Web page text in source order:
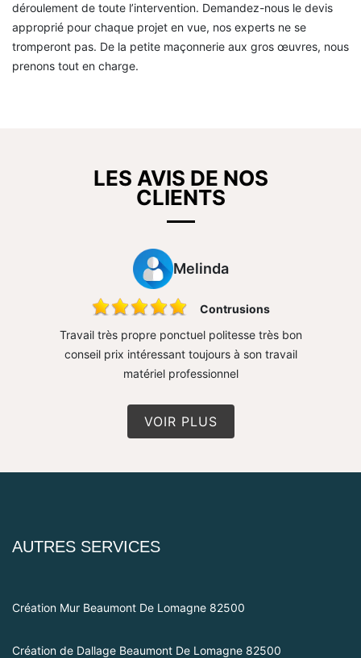
déroulement de toute l’intervention. Demandez-nous le devis
approprié pour chaque projet en vue, nos experts ne se
tromperont pas. De la petite maçonnerie aux gros œuvres, nous
prenons tout en charge.
LES AVIS DE NOS
CLIENTS
Melinda
Contrusions
Travail très propre ponctuel politesse très bon
conseil prix intéressant toujours à son travail
matériel professionnel
VOIR PLUS
AUTRES SERVICES
Création Mur Beaumont De Lomagne 82500
Création de Dallage Beaumont De Lomagne 82500